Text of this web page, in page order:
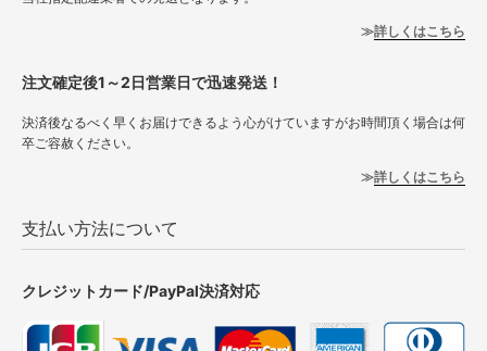
詳しくはこちら
注文確定後1～2日営業日で迅速発送！
決済後なるべく早くお届けできるよう心がけていますがお時間頂く場合は何
卒ご容赦ください。
詳しくはこちら
支払い方法について
クレジットカード/PayPal決済対応